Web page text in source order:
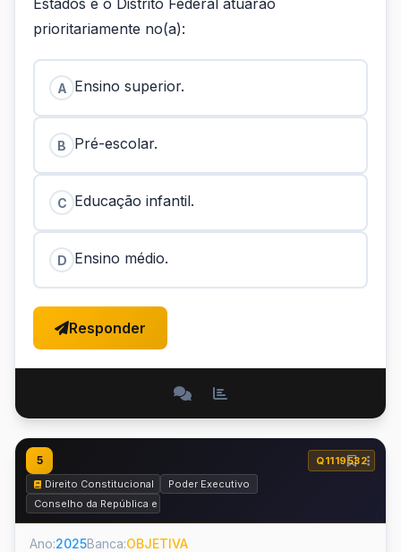
Estados e o Distrito Federal atuarão
prioritariamente no(a):
A Ensino superior.
B Pré-escolar.
C Educação infantil.
D Ensino médio.
Responder
5
Q1119532
Direito Constitucional
Poder Executivo
Conselho da República e Conselho de Defesa Nacional
Ano:2025Banca:OBJETIVA